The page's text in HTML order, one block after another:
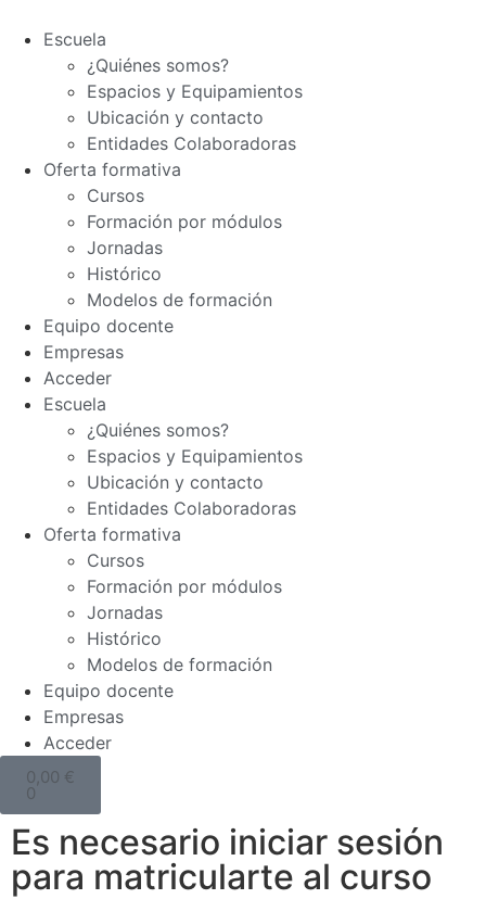
Escuela
¿Quiénes somos?
Espacios y Equipamientos
Ubicación y contacto
Entidades Colaboradoras
Oferta formativa
Cursos
Formación por módulos
Jornadas
Histórico
Modelos de formación
Equipo docente
Empresas
Acceder
Escuela
¿Quiénes somos?
Espacios y Equipamientos
Ubicación y contacto
Entidades Colaboradoras
Oferta formativa
Cursos
Formación por módulos
Jornadas
Histórico
Modelos de formación
Equipo docente
Empresas
Acceder
0,00 €
0
Es necesario iniciar sesión
para matricularte al curso